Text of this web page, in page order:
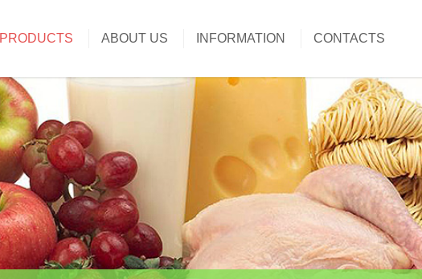
PRODUCTS ABOUT US INFORMATION CONTACTS